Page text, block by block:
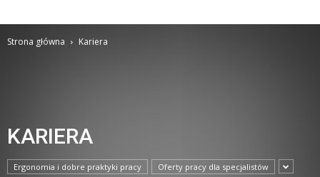
Strona główna Kariera
KARIERA
Ergonomia i dobre praktyki pracy Oferty pracy dla specjalistów